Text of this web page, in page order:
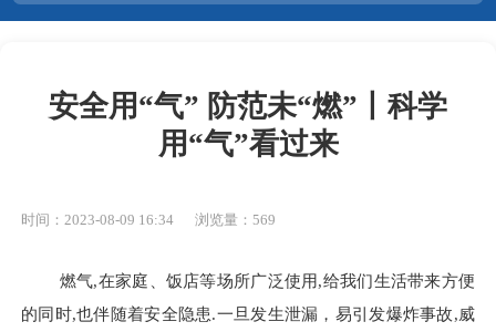
安全用“气” 防范未“燃”丨科学
用“气”看过来
时间：2023-08-09 16:34 浏览量：569
燃气,在家庭、饭店等场所广泛使用,给我们生活带来方便
的同时,也伴随着安全隐患.一旦发生泄漏，易引发爆炸事故,威